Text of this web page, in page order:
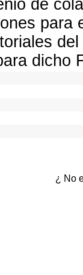
de
para
dicho
¿ No